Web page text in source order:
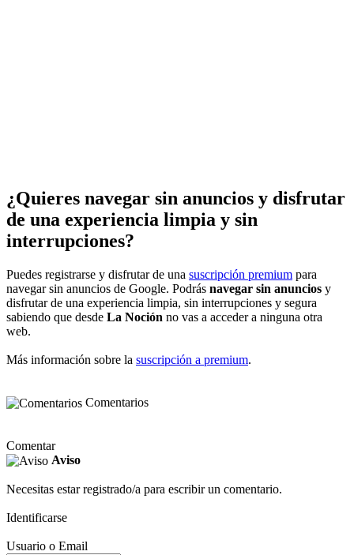
¿Quieres navegar sin anuncios y disfrutar
de una experiencia limpia y sin
interrupciones?
Puedes registrarse y disfrutar de una suscripción premium para
navegar sin anuncios de Google. Podrás navegar sin anuncios y
disfrutar de una experiencia limpia, sin interrupciones y segura
sabiendo que desde La Noción no vas a acceder a ninguna otra
web.
Más información sobre la suscripción a premium.
Comentarios
Comentar
Aviso
Necesitas estar registrado/a para escribir un comentario.
Identificarse
Usuario o Email